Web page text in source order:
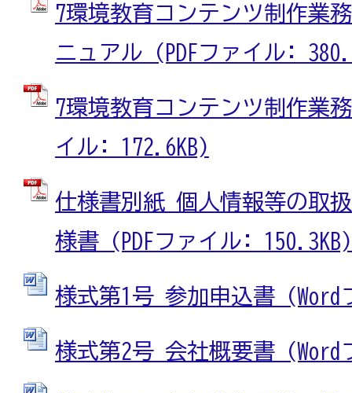
7環境教育コンテンツ制作業
ニュアル (PDFファイル:
7環境教育コンテンツ制作業
イル: 172.6KB)
仕様書別紙 個人情報等の取
様書 (PDFファイル: 150.3KB)
様式第1号 参加申込書
様式第2号 会社概要書